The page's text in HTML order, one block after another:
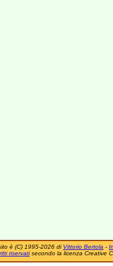
è (C) 1995-2026 di Vittorio Bertola -
riservatisecondo la licenza Creative